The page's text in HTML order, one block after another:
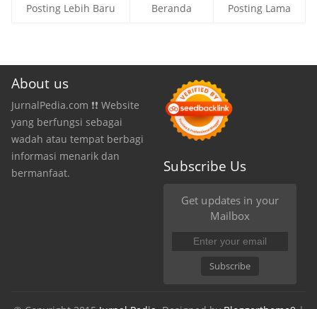
Posting Lebih Baru Posting Lama
Beranda
About us
JurnalPedia.com ❗❗ Website
yang berfungsi sebagai
wadah atau tempat berbagi
informasi menarik dan
bermanfaat.
Subscribe Us
Get updates in your
Mailbox
Subscribe